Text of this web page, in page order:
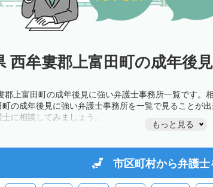
西牟婁郡上富田町の成年後
郡上富田町の成年後見に強い弁護士事務所一覧です。
の成年後見に強い弁護士事務所を一覧で見ることが
に相談してみましょう。
もっと見る
市区町村から弁護士